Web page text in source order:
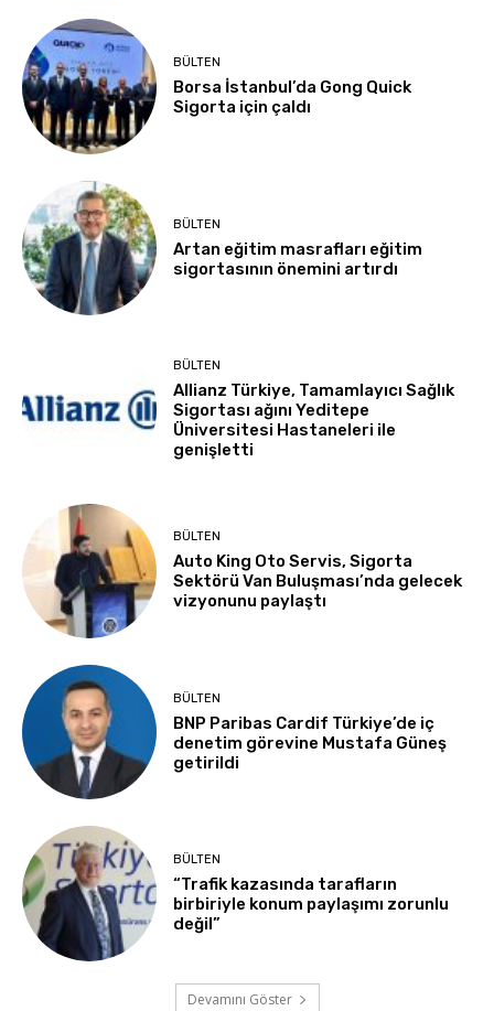
BÜLTEN
Borsa İstanbul’da Gong Quick
Sigorta için çaldı
BÜLTEN
Artan eğitim masrafları eğitim
sigortasının önemini artırdı
BÜLTEN
Allianz Türkiye, Tamamlayıcı Sağlık
Sigortası ağını Yeditepe
Üniversitesi Hastaneleri ile
genişletti
BÜLTEN
Auto King Oto Servis, Sigorta
Sektörü Van Buluşması’nda gelecek
vizyonunu paylaştı
BÜLTEN
BNP Paribas Cardif Türkiye’de iç
denetim görevine Mustafa Güneş
getirildi
BÜLTEN
“Trafik kazasında tarafların
birbiriyle konum paylaşımı zorunlu
değil”
Devamını Göster